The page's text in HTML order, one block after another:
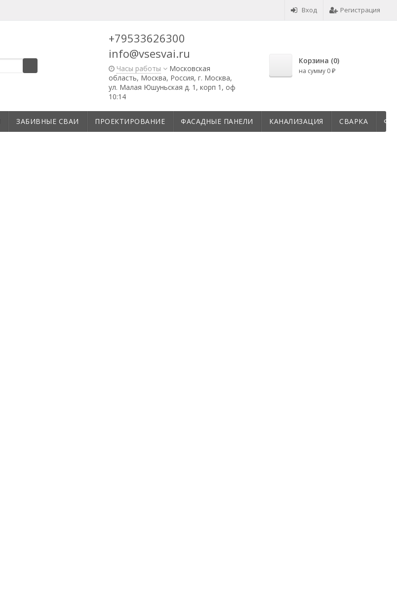
Вход Регистрация
+79533626300
info@vsesvai.ru
Часы работы
Московская
область, Москва, Россия, г. Москва,
ул. Малая Юшуньская д. 1, корп 1, оф
10:14
Корзина (0)
на сумму 0 ₽
ЗАБИВНЫЕ СВАИ ПРОЕКТИРОВАНИЕ ФАСАДНЫЕ ПАНЕЛИ КАНАЛИЗАЦИЯ СВАРКА